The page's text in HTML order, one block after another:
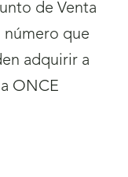
de Venta
número que
adquirir a
ONCE